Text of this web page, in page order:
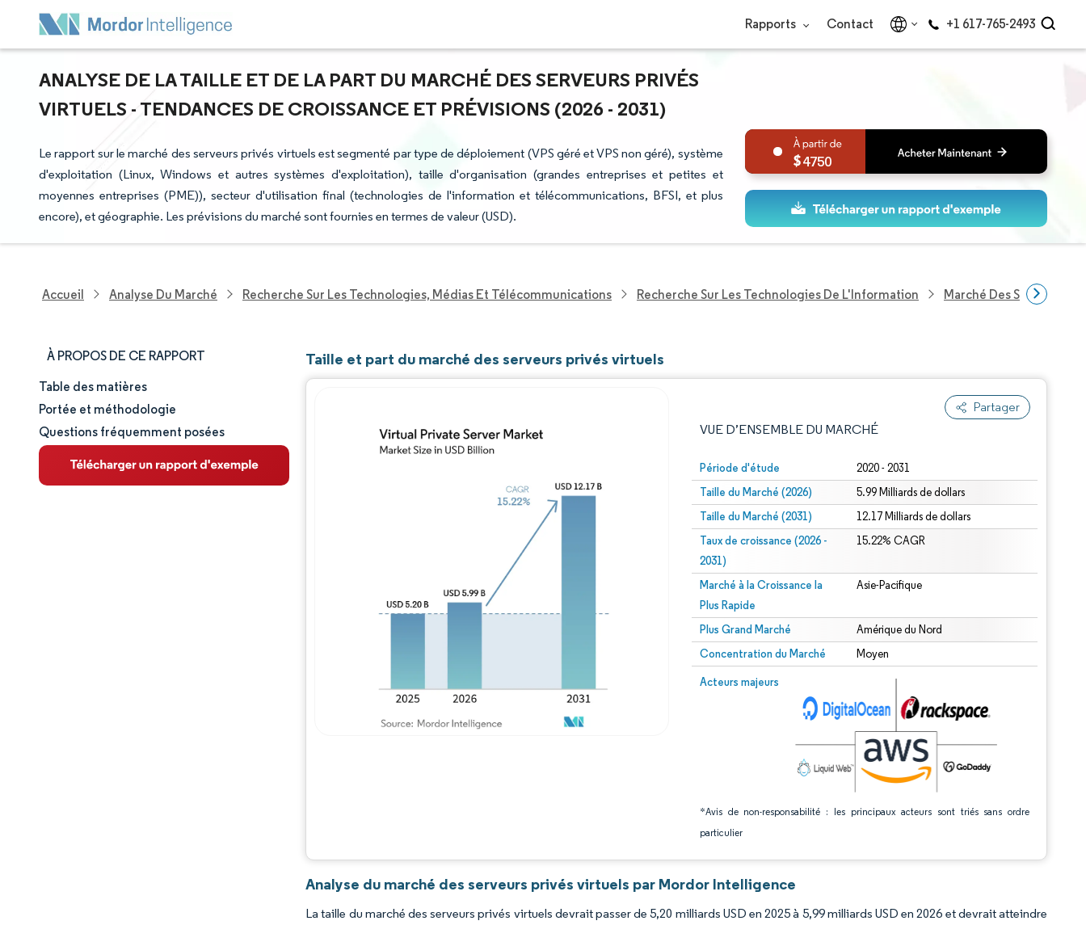
Rapports Contact +1 617-765-2493
ANALYSE DE LA TAILLE ET DE LA PART DU MARCHÉ DES SERVEURS PRIVÉS
VIRTUELS - TENDANCES DE CROISSANCE ET PRÉVISIONS (2026 - 2031)
Le rapport sur le marché des serveurs privés virtuels est segmenté par type de déploiement (VPS géré et VPS non géré), système
d'exploitation (Linux, Windows et autres systèmes d'exploitation), taille d'organisation (grandes entreprises et petites et
moyennes entreprises (PME)), secteur d'utilisation final (technologies de l'information et télécommunications, BFSI, et plus
encore), et géographie. Les prévisions du marché sont fournies en termes de valeur (USD).
4750
Accueil Analyse Du Marché Recherche Sur Les Technologies, Médias Et Télécommunications Recherche Sur Les Technologies De L'Information Marché Des Serveurs
À PROPOS DE CE RAPPORT
Taille et part de marché
Analyse du marché
Tendances et perspectives
Table des matières
Portée et méthodologie
Questions fréquemment posées
Taille et part du marché des serveurs privés virtuels
Partager
VUE D’ENSEMBLE DU MARCHÉ
Période d'étude 2020 - 2031
Taille du Marché (2026) 5.99 Milliards de dollars
Taille du Marché (2031) 12.17 Milliards de dollars
Taux de croissance (2026 -
2031)
15.22% CAGR
Marché à la Croissance la
Plus Rapide
Asie-Pacifique
Plus Grand Marché Amérique du Nord
Concentration du Marché Moyen
Acteurs majeurs
*Avis de non-responsabilité : les principaux acteurs sont triés sans ordre
particulier
Image © Mordor Intelligence. La réutilisation nécessite une attribution sous CC BY 4.0.
Image © Mordor Intelligence. La réutilisation nécessite une attribution sous CC BY 4.0.
Analyse du marché des serveurs privés virtuels par Mordor Intelligence
La taille du marché des serveurs privés virtuels devrait passer de 5,20 milliards USD en 2025 à 5,99 milliards USD en 2026 et devrait atteindre